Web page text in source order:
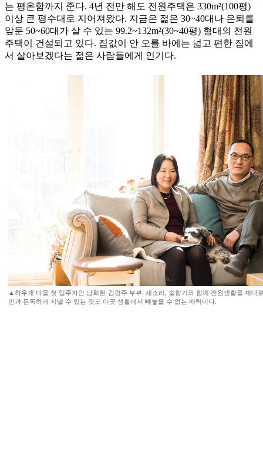
는 평온함까지 준다. 4년 전만 해도 전원주택은 330m²(100평)
이상 큰 평수대로 지어져왔다. 지금은 젊은 30~40대나 은퇴를
앞둔 50~60대가 살 수 있는 99.2~132m²(30~40평) 형대의 전원
주택이 건설되고 있다. 집값이 안 오를 바에는 넓고 편한 집에
서 살아보겠다는 젊은 사람들에게 인기다.
▲하우개 마을 첫 입주자인 남희현·김경주 부부. 새소리, 솔향기와 함께 전원생활을 제대
민과 돈독하게 지낼 수 있는 것도 이곳 생활에서 빼놓을 수 없는 매력이다.